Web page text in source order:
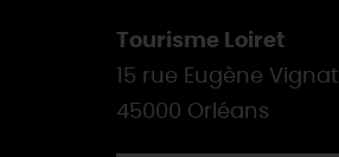
Tourisme Loiret
15 rue Eugène Vignat
45000 Orléans